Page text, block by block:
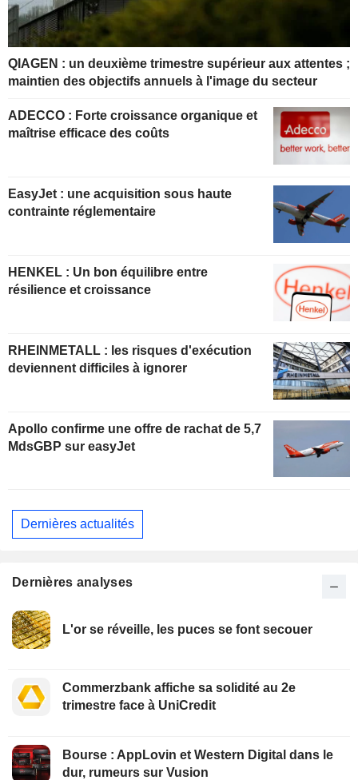
QIAGEN : un deuxième trimestre supérieur aux attentes ;
maintien des objectifs annuels à l'image du secteur
ADECCO : Forte croissance organique et
maîtrise efficace des coûts
EasyJet : une acquisition sous haute
contrainte réglementaire
HENKEL : Un bon équilibre entre
résilience et croissance
RHEINMETALL : les risques d'exécution
deviennent difficiles à ignorer
Apollo confirme une offre de rachat de 5,7
MdsGBP sur easyJet
Dernières actualités
Dernières analyses
L'or se réveille, les puces se font secouer
Commerzbank affiche sa solidité au 2e
trimestre face à UniCredit
Bourse : AppLovin et Western Digital dans le
dur, rumeurs sur Vusion